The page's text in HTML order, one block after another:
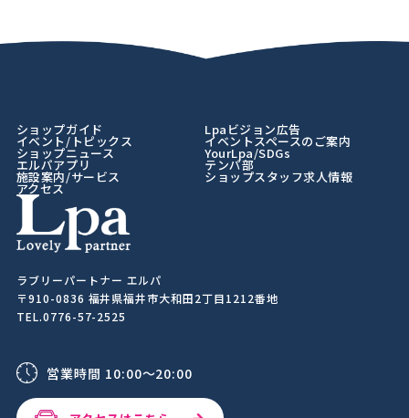
ラブリーパートナー エルパ
〒910-0836 福井県福井市大和田2丁目1212番地
TEL.0776-57-2525
営業時間 10:00～20:00
ショップガイド Lpaビジョン広告
イベント/トピックス イベントスペースのご案内
ショップニュース YourLpa/SDGs
エルパアプリ テンパ部
施設案内/サービス ショップスタッフ求人情報
アクセス